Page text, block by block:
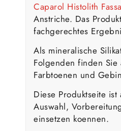
Caparol Histolith
Anstriche. Das
fachgerechtes
Als mineralische
Folgenden finden
Farbtoenen und
Diese Produktseite
Auswahl,
einsetzen koennen.